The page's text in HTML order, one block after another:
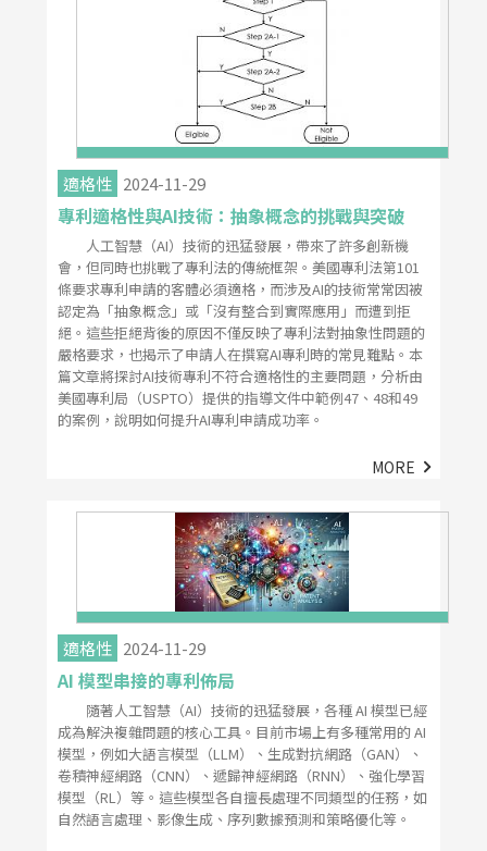
適格性 2024-11-29
專利適格性與AI技術：抽象概念的挑戰與突破
人工智慧（AI）技術的迅猛發展，帶來了許多創新機
會，但同時也挑戰了專利法的傳統框架。美國專利法第101
條要求專利申請的客體必須適格，而涉及AI的技術常常因被
認定為「抽象概念」或「沒有整合到實際應用」而遭到拒
絕。這些拒絕背後的原因不僅反映了專利法對抽象性問題的
嚴格要求，也揭示了申請人在撰寫AI專利時的常見難點。本
篇文章將探討AI技術專利不符合適格性的主要問題，分析由
美國專利局（USPTO）提供的指導文件中範例47、48和49
的案例，說明如何提升AI專利申請成功率。
MORE
適格性 2024-11-29
AI 模型串接的專利佈局
隨著人工智慧（AI）技術的迅猛發展，各種 AI 模型已經
成為解決複雜問題的核心工具。目前市場上有多種常用的 AI
模型，例如大語言模型（LLM）、生成對抗網路（GAN）、
卷積神經網路（CNN）、遞歸神經網路（RNN）、強化學習
模型（RL）等。這些模型各自擅長處理不同類型的任務，如
自然語言處理、影像生成、序列數據預測和策略優化等。